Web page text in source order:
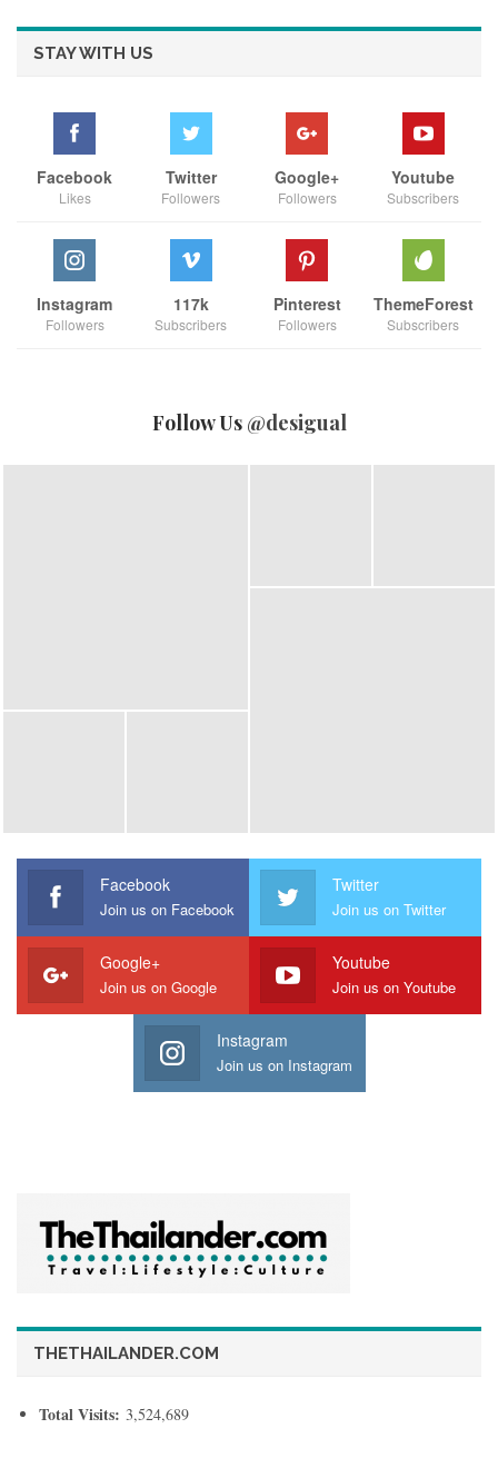
ทางwww.merzaesthetics.co.th
STAY WITH US
Facebook
Likes
Twitter
Followers
Google+
Followers
Youtube
Subscribers
Instagram
Followers
117k
Subscribers
Pinterest
Followers
ThemeForest
Subscribers
Follow Us @desigual
Facebook
Join us on Facebook
Twitter
Join us on Twitter
Google+
Join us on Google
Youtube
Join us on Youtube
Instagram
Join us on Instagram
THETHAILANDER.COM
Total Visits: 3,524,689